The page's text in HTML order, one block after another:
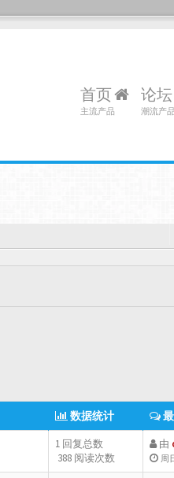
首页
主流产品
论坛
潮流产品
数据统计
1 回复总数
388 阅读次数
由
周